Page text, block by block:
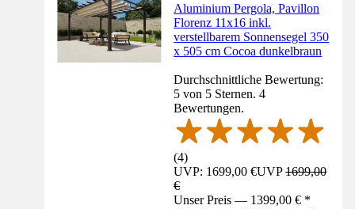
Aluminium Pergola, Pavillon
Florenz 11x16 inkl.
verstellbarem Sonnensegel 350
x 505 cm Cocoa dunkelbraun
Durchschnittliche Bewertung:
5 von 5 Sternen. 4
Bewertungen.
(4)
UVP: 1699,00 €UVP1699,00
€
Unser Preis — 1399,00 € *